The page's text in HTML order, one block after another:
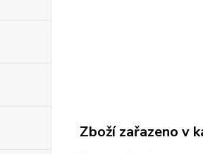
Zboží zařazeno v